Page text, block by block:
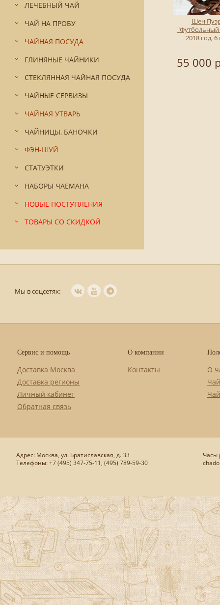
ЛЕЧЕБНЫЙ ЧАЙ
ЧАЙ НА ПРОБУ
ЧАЙНАЯ ПОСУДА
ГЛИНЯНЫЕ ЧАЙНИКИ
СТЕКЛЯННАЯ ЧАЙНАЯ ПОСУДА
ЧАЙНЫЕ СЕРВИЗЫ
ЧАЙНАЯ УТВАРЬ
ЧАЙНИЦЫ, БАНОЧКИ
ФЭН-ШУЙ
СТАТУЭТКИ
НАБОРЫ ЧАЕМАНА
НОВЫЕ ПОСТУПЛЕНИЯ
ТОВАРЫ СО СКИДКОЙ
Шен
2018 год, 6
55 000
Мы в соцсетях:
Сервис и помощь
Доставка Москва
Доставка регионы
Личный кабинет
Обратная связь
О компании
Контакты
О
Адрес: Москва, ул. Братиславская, д. 33
Телефоны: +7 (495) 347-75-11, (495) 789-59-30
Часы